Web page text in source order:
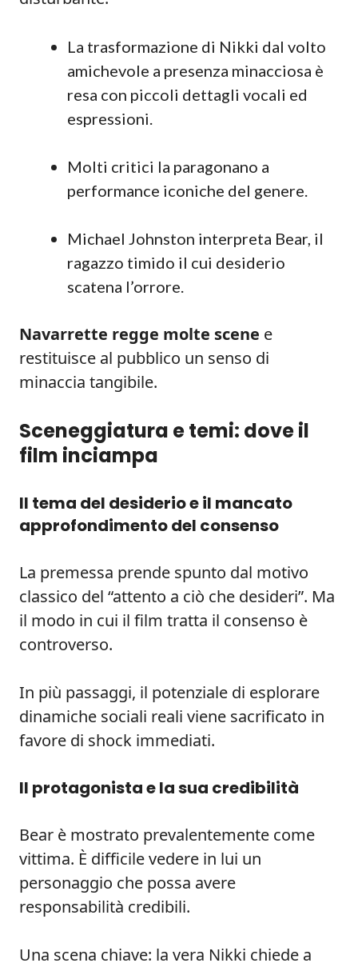
La trasformazione di Nikki dal volto
amichevole a presenza minacciosa è
resa con piccoli dettagli vocali ed
espressioni.
Molti critici la paragonano a
performance iconiche del genere.
Michael Johnston interpreta Bear, il
ragazzo timido il cui desiderio
scatena l’orrore.
Navarrette regge molte scene e
restituisce al pubblico un senso di
minaccia tangibile.
Sceneggiatura e temi: dove il
film inciampa
Il tema del desiderio e il mancato
approfondimento del consenso
La premessa prende spunto dal motivo
classico del “attento a ciò che desideri”. Ma
il modo in cui il film tratta il consenso è
controverso.
In più passaggi, il potenziale di esplorare
dinamiche sociali reali viene sacrificato in
favore di shock immediati.
Il protagonista e la sua credibilità
Bear è mostrato prevalentemente come
vittima. È difficile vedere in lui un
personaggio che possa avere
responsabilità credibili.
Una scena chiave: la vera Nikki chiede a